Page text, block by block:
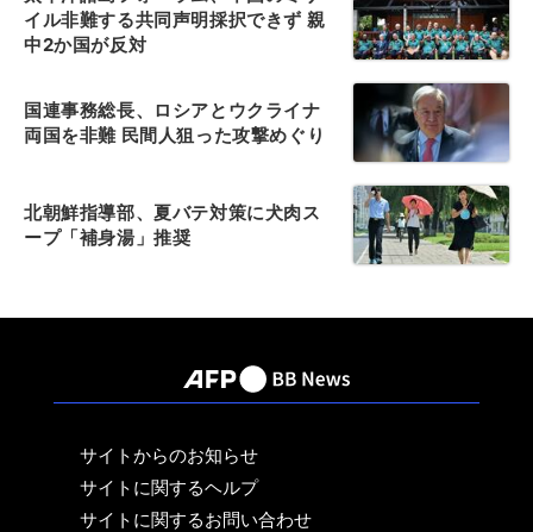
イル非難する共同声明採択できず 親
中2か国が反対
国連事務総長、ロシアとウクライナ
両国を非難 民間人狙った攻撃めぐり
北朝鮮指導部、夏バテ対策に犬肉ス
ープ「補身湯」推奨
サイトからのお知らせ
サイトに関するヘルプ
サイトに関するお問い合わせ